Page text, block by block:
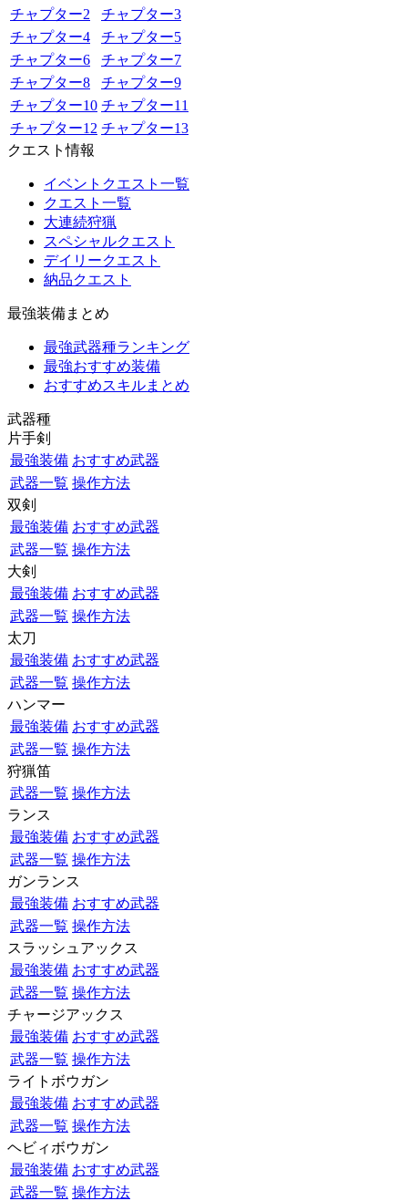
チャプター2
チャプター3
チャプター4
チャプター5
チャプター6
チャプター7
チャプター8
チャプター9
チャプター10 チャプター11
チャプター12 チャプター13
クエスト情報
イベントクエスト一覧
クエスト一覧
大連続狩猟
スペシャルクエスト
デイリークエスト
納品クエスト
最強装備まとめ
最強武器種ランキング
最強おすすめ装備
おすすめスキルまとめ
武器種
片手剣
最強装備 おすすめ武器
武器一覧 操作方法
双剣
最強装備 おすすめ武器
武器一覧 操作方法
大剣
最強装備 おすすめ武器
武器一覧 操作方法
太刀
最強装備 おすすめ武器
武器一覧 操作方法
ハンマー
最強装備 おすすめ武器
武器一覧 操作方法
狩猟笛
武器一覧 操作方法
ランス
最強装備 おすすめ武器
武器一覧 操作方法
ガンランス
最強装備 おすすめ武器
武器一覧 操作方法
スラッシュアックス
最強装備 おすすめ武器
武器一覧 操作方法
チャージアックス
最強装備 おすすめ武器
武器一覧 操作方法
ライトボウガン
最強装備 おすすめ武器
武器一覧 操作方法
ヘビィボウガン
最強装備 おすすめ武器
武器一覧 操作方法